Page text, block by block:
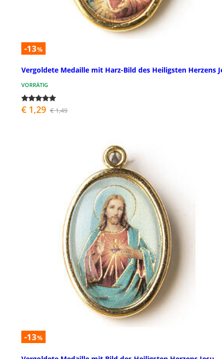
-13%
Vergoldete Medaille mit Harz-Bild des Heiligsten Herzens
VORRÄTIG
€ 1,29 € 1,49
-13%